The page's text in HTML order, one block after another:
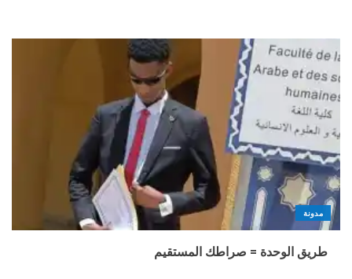
مدونة
طريق الوحدة = صراطك المستقيم